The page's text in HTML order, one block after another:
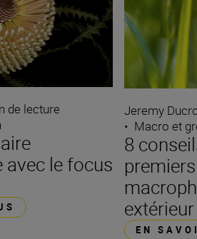
de lecture
avec le focus
Jeremy
• Macro et
8
extérieur
EN